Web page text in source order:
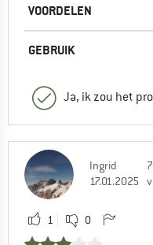
VOORDELEN
GEBRUIK
Ja, ik zou het
Ingrid
17.01.2025
1 0